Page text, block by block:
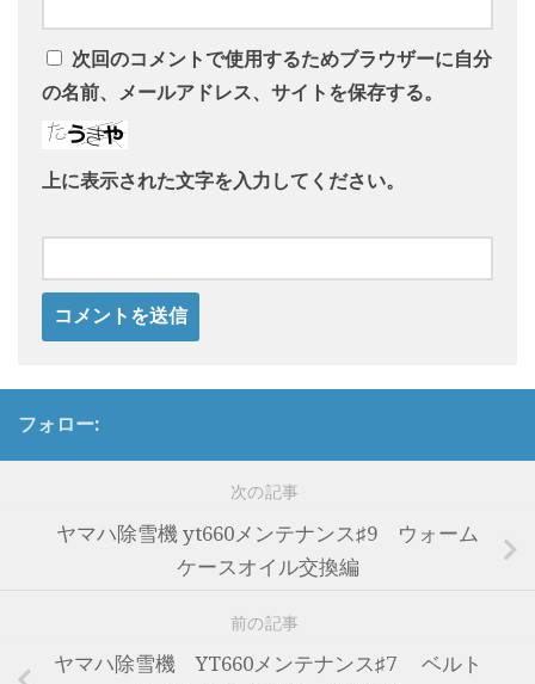
次回のコメントで使用するためブラウザーに自分
の名前、メールアドレス、サイトを保存する。
上に表示された文字を入力してください。
フォロー:
次の記事
ヤマハ除雪機 yt660メンテナンス♯9 ウォーム
ケースオイル交換編
前の記事
ヤマハ除雪機 YT660メンテナンス♯7 ベルト